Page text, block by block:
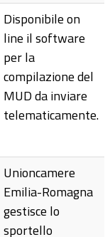
Disponibile on
line il software
per la
compilazione del
MUD da inviare
telematicamente.
Unioncamere
Emilia-Romagna
gestisce lo
sportello